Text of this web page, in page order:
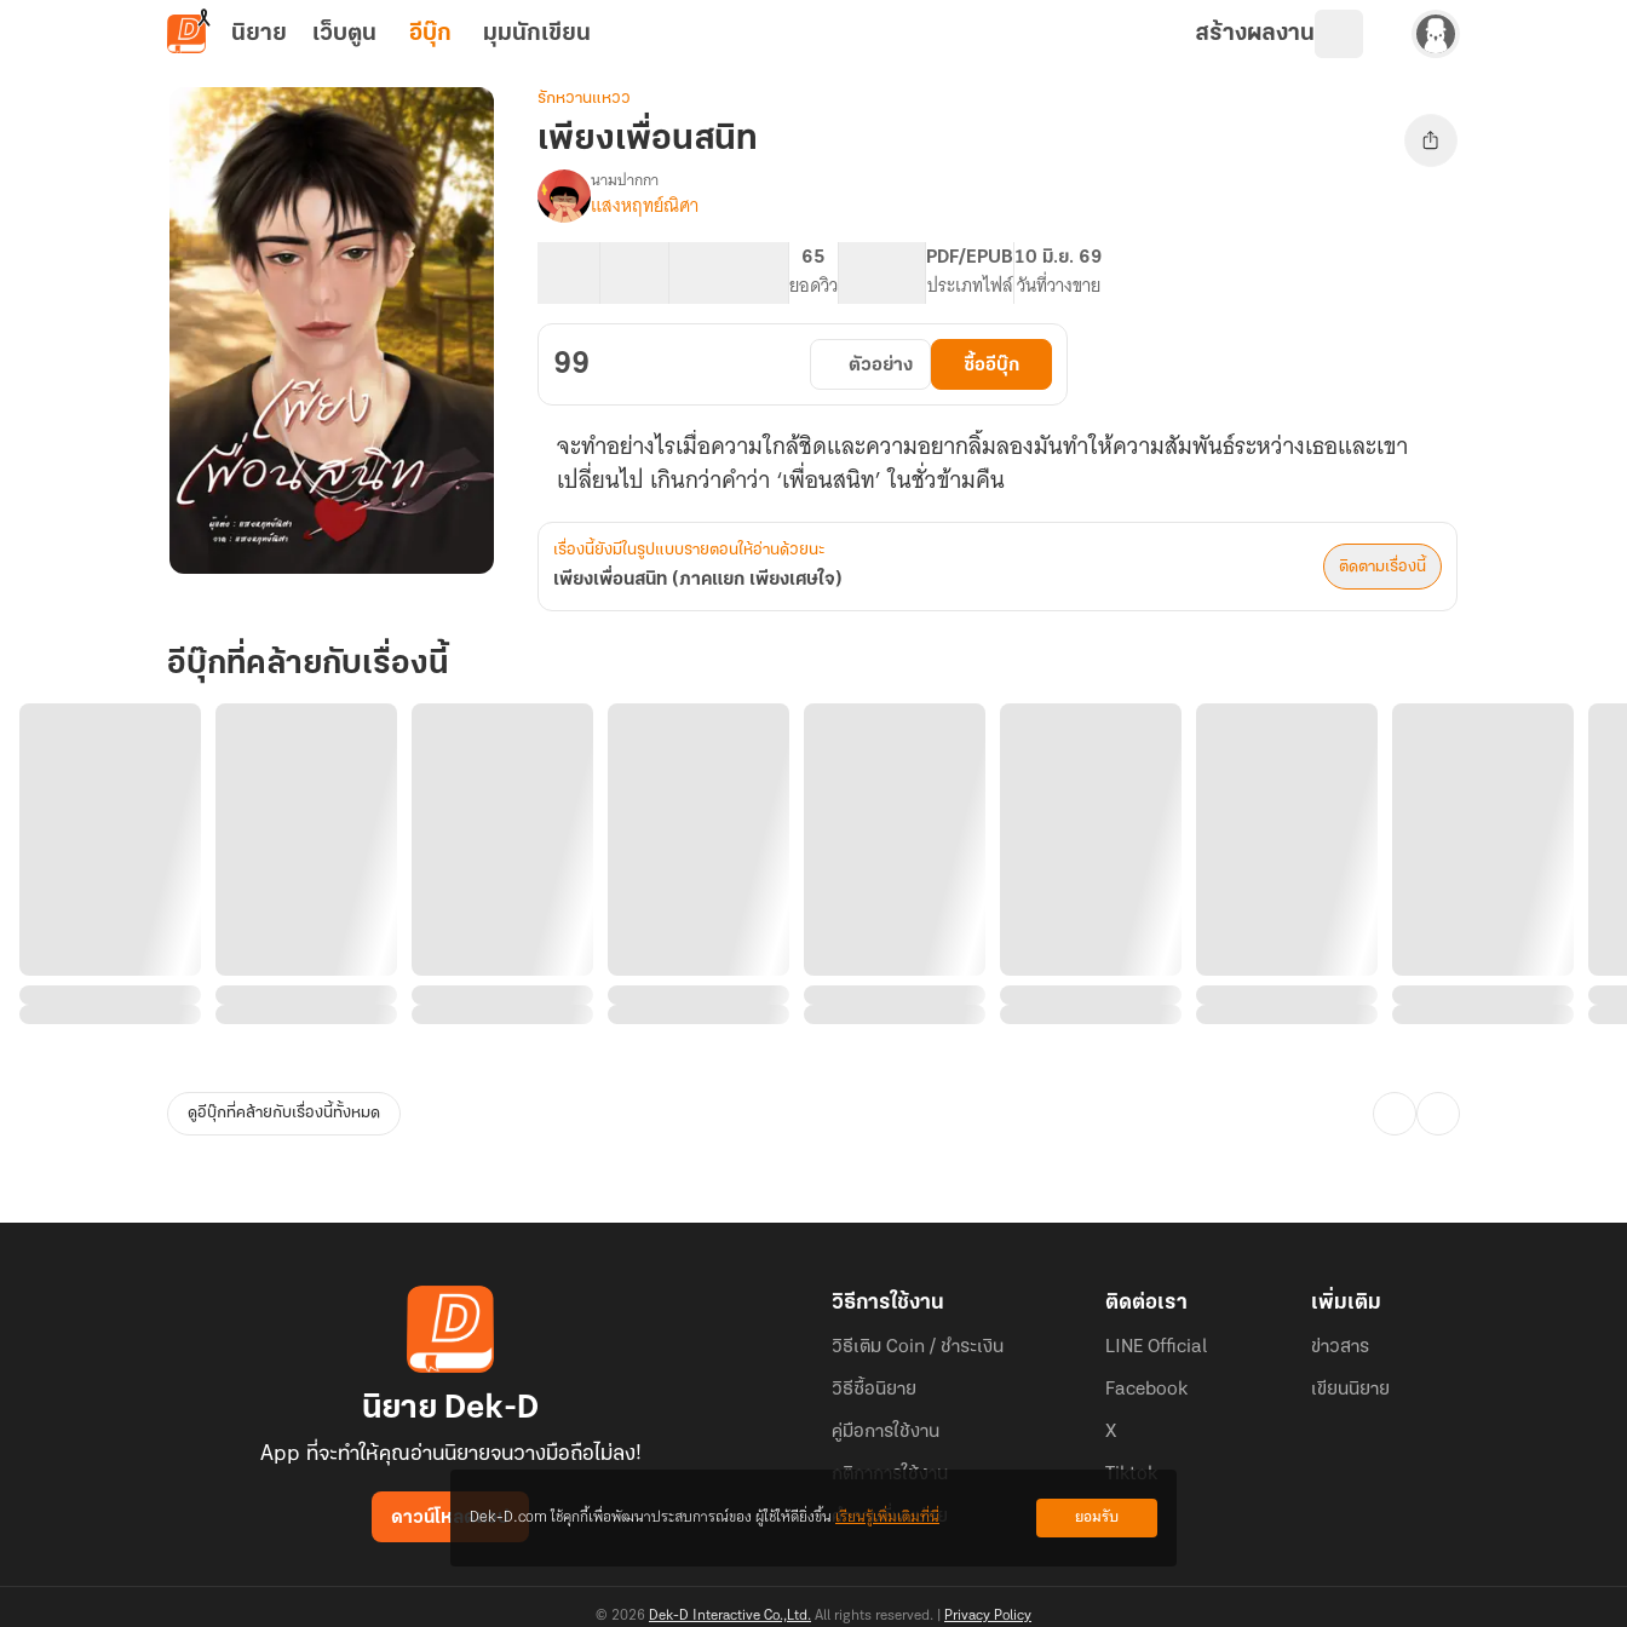
ข้ามไปยังเนื้อหาหลัก
นิยาย เว็บตูน อีบุ๊ก มุมนักเขียน สร้างผลงาน
สนิท
รักหวานแหวว
เพียงเพื่อนสนิท
เรื่อง
เพียง
แยก
เพียง
เศษ
ใจ)
นามปากกา
แสงหฤทย์ณิศา
65
ยอดวิว
PDF/EPUB
ประเภทไฟล์
10 มิ.ย. 69
วันที่วางขาย
99 ตัวอย่าง ซื้ออีบุ๊ก
จะทำอย่างไรเมื่อความใกล้ชิดและความอยากลิ้มลองมันทำให้ความสัมพันธ์ระหว่างเธอและเขา
เปลี่ยนไป เกินกว่าคำว่า ‘เพื่อนสนิท’ ในชั่วข้ามคืน
เรื่องนี้ยังมีในรูปแบบรายตอนให้อ่านด้วยนะ
เพียงเพื่อนสนิท (ภาคแยก เพียงเศษใจ)
ติดตามเรื่องนี้
อีบุ๊กที่คล้ายกับเรื่องนี้
ดูอีบุ๊กที่คล้ายกับเรื่องนี้ทั้งหมด
นิยาย Dek-D
App ที่จะทำให้คุณอ่านนิยายจนวางมือถือไม่ลง!
ดาวน์โหลดแอป
วิธีการใช้งาน
วิธีเติม Coin / ชำระเงิน
วิธีซื้อนิยาย
คู่มือการใช้งาน
กติกาการใช้งาน
คำถามที่พบบ่อย
ติดต่อเรา
LINE Official
Facebook
X
Tiktok
เพิ่มเติม
ข่าวสาร
เขียนนิยาย
© 2026 Dek-D Interactive Co.,Ltd. All rights reserved. | Privacy Policy
Dek-D.com ใช้คุกกี้เพื่อพัฒนาประสบการณ์ของ ผู้ใช้ให้ดียิ่งขึ้นเรียนรู้เพิ่มเติมที่นี่ ยอมรับ